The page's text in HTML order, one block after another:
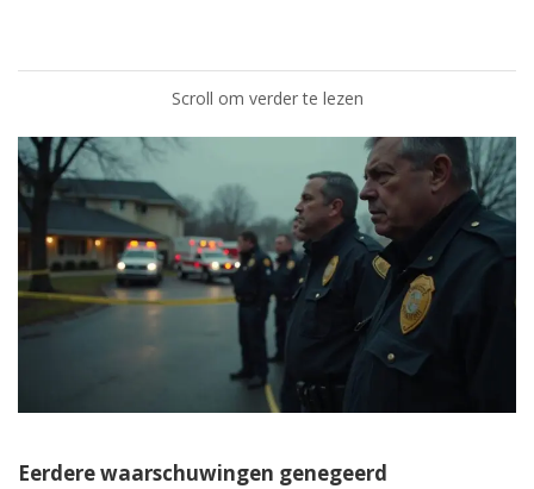
Scroll om verder te lezen
Eerdere waarschuwingen genegeerd